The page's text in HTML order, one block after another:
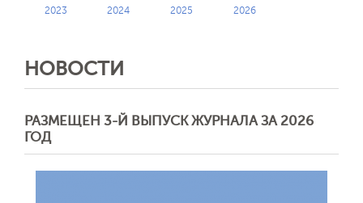
2023 2024 2025 2026
НОВОСТИ
РАЗМЕЩЕН 3-Й ВЫПУСК ЖУРНАЛА ЗА 2026
ГОД